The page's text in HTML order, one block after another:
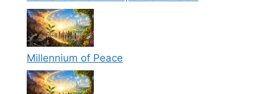
Millennium of Peace